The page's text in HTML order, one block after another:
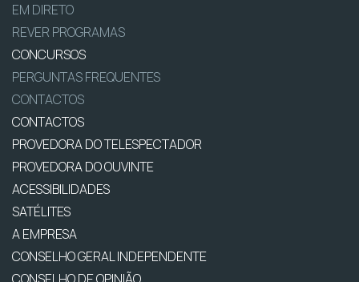
EM DIRETO
REVER PROGRAMAS
CONCURSOS
PERGUNTAS FREQUENTES
CONTACTOS
CONTACTOS
PROVEDORA DO TELESPECTADOR
PROVEDORA DO OUVINTE
ACESSIBILIDADES
SATÉLITES
A EMPRESA
CONSELHO GERAL INDEPENDENTE